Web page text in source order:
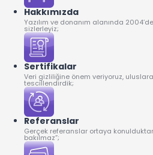
Hakkımızda
Yazılım ve donanım alanında
sizlerleyiz;
Sertifikalar
Veri gizliliğine önem veriyoruz,
tescillendirdik;
Referanslar
Gerçek referanslar ortaya
bakılmaz”;